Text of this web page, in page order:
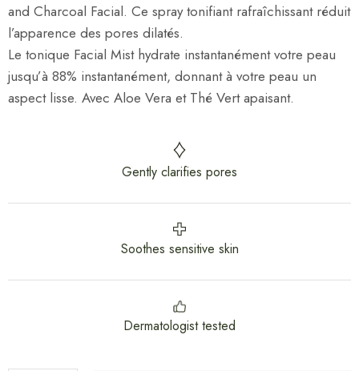
and Charcoal Facial. Ce spray tonifiant rafraîchissant réduit
l’apparence des pores dilatés.
Le tonique Facial Mist hydrate instantanément votre peau
jusqu’à 88% instantanément, donnant à votre peau un
aspect lisse. Avec Aloe Vera et Thé Vert apaisant.
Gently clarifies pores
Soothes sensitive skin
Dermatologist tested